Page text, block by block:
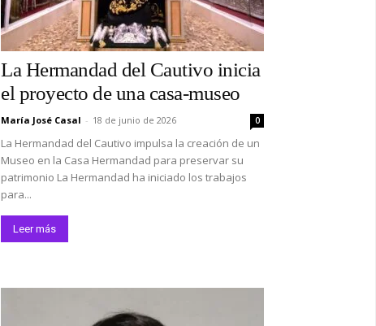
La Hermandad del Cautivo inicia
el proyecto de una casa-museo
María José Casal - 18 de junio de 2026 0
La Hermandad del Cautivo impulsa la creación de un
Museo en la Casa Hermandad para preservar su
patrimonio La Hermandad ha iniciado los trabajos
para...
Leer más